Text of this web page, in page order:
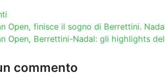
Open, finisce il sogno di Berrettini.
Open, Berrettini-Nadal: gli highlights
commento